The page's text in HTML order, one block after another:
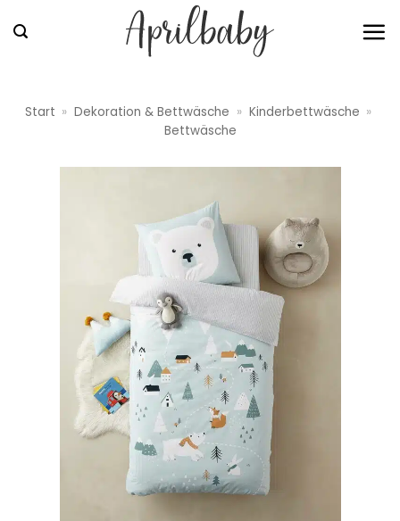
Inhalt
Start » Dekoration & Bettwäsche » Kinderbettwäsche »
Bettwäsche